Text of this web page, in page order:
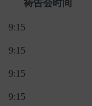
祷告会时间
9:15
9:15
9:15
9:15